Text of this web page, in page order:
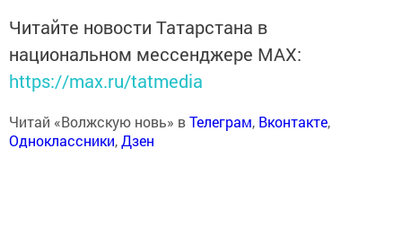
Читайте новости Татарстана в
национальном мессенджере MАХ:
https://max.ru/tatmedia
Читай «Волжскую новь» вТелеграм, Вконтакте,
Одноклассники,Дзен